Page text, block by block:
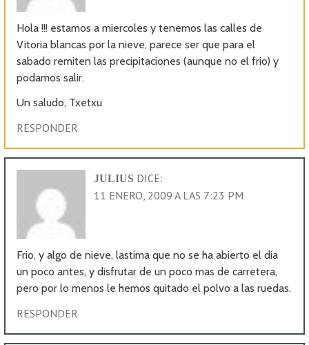
Hola !!! estamos a miercoles y tenemos las calles de
Vitoria blancas por la nieve, parece ser que para el
sabado remiten las precipitaciones (aunque no el frio) y
podamos salir.
Un saludo, Txetxu
RESPONDER
JULIUS DICE:
11 ENERO, 2009 A LAS 7:23 PM
Frio, y algo de nieve, lastima que no se ha abierto el dia
un poco antes, y disfrutar de un poco mas de carretera,
pero por lo menos le hemos quitado el polvo a las ruedas.
RESPONDER